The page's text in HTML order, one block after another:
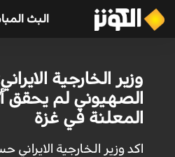
البث
وزير الخارجية
الصهيوني لم يحقق
المعلنة في غزة
اكد وزير الخارجية الايراني